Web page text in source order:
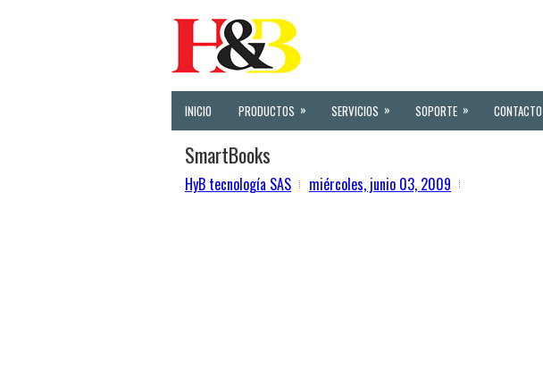
INICIO PRODUCTOS » SERVICIOS » SOPORTE » CONTACTO
SmartBooks
HyB tecnología SAS miércoles, junio 03, 2009